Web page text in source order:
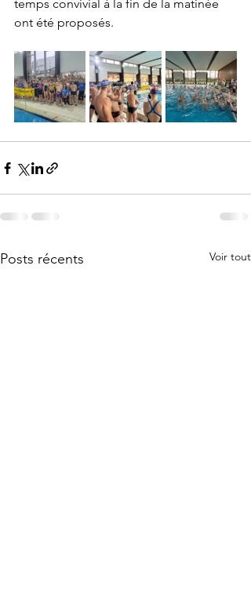
temps convivial à la fin de la matinée
ont été proposés.
Posts récents Voir tout